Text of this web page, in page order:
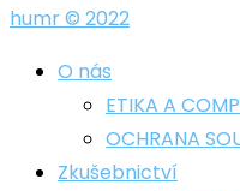
humr © 2022
O nás
ETIKA A
OCHRANA
Zkušebnictví